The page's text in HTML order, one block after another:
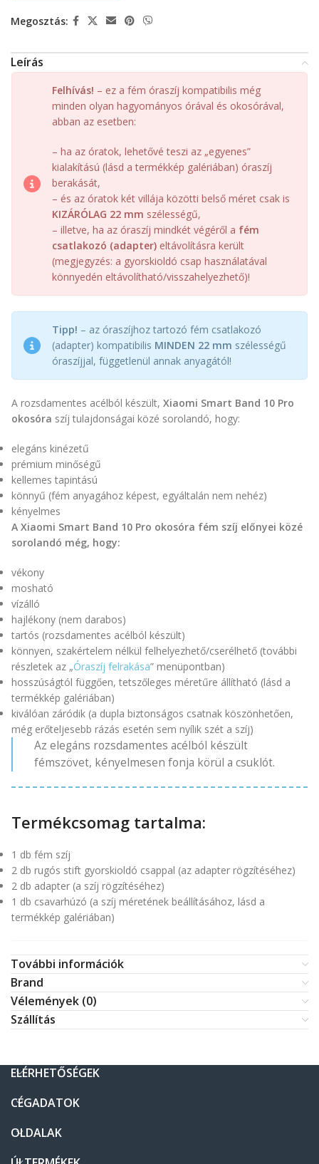
Megosztás:
Leírás
Felhívás! – ez a fém óraszíj kompatibilis még
minden olyan hagyományos órával és okosórával,
abban az esetben:
– ha az óratok, lehetővé teszi az „egyenes”
kialakítású (lásd a termékkép galériában) óraszíj
berakását,
– és az óratok két villája közötti belső méret csak is
KIZÁRÓLAG 22 mm szélességű,
– illetve, ha az óraszíj mindkét végéről a fém
csatlakozó (adapter) eltávolításra került
(megjegyzés: a gyorskioldó csap használatával
könnyedén eltávolítható/visszahelyezhető)!
Tipp! – az óraszíjhoz tartozó fém csatlakozó
(adapter) kompatibilis MINDEN 22 mm szélességű
óraszíjjal, függetlenül annak anyagától!
A rozsdamentes acélból készült, Xiaomi Smart Band 10 Pro
okosóra szíj tulajdonságai közé sorolandó, hogy:
elegáns kinézetű
prémium minőségű
kellemes tapintású
könnyű (fém anyagához képest, egyáltalán nem nehéz)
kényelmes
A Xiaomi Smart Band 10 Pro okosóra fém szíj előnyei közé
sorolandó még, hogy:
vékony
mosható
vízálló
hajlékony (nem darabos)
tartós (rozsdamentes acélból készült)
könnyen, szakértelem nélkül felhelyezhető/cserélhető (további
részletek az „Óraszíj felrakása” menüpontban)
hosszúságtól függően, tetszőleges méretűre állítható (lásd a
termékkép galériában)
kiválóan záródik (a dupla biztonságos csatnak köszönhetően,
még erőteljesebb rázás esetén sem nyílik szét a szíj)
Az elegáns rozsdamentes acélból készült
fémszövet, kényelmesen fonja körül a csuklót.
Termékcsomag tartalma:
1 db fém szíj
2 db rugós stift gyorskioldó csappal (az adapter rögzítéséhez)
2 db adapter (a szíj rögzítéséhez)
1 db csavarhúzó (a szíj méretének beállításához, lásd a
termékkép galériában)
További információk
Brand
Vélemények (0)
Szállítás
ELÉRHETŐSÉGEK
CÉGADATOK
OLDALAK